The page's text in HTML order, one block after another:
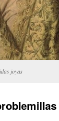
joyas